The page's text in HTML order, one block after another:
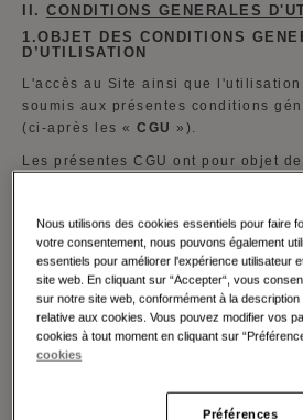
II. CONDITIONS GENERALES
1.OBJET DES CONDITIONS
D’UTILISATION
L'accès au Site ainsi que
soumis aux présentes conditions
(ci-après les « CGU »).
Les présentes CGU ont pour objet
droits et obligations de tout
sur ou visitant le Site (ci-après l’«
Utilisateurs»).
En accédant au Site, l’Utilisateur
ses visites, à respecter les
applicables à l'ensemble des
Site.
présentes CGU dans leur intégralité
Nous utilisons des cookies essentiels pour faire
votre consentement, nous pouvons également
essentiels pour améliorer l'expérience utilisateur
site web. En cliquant sur “Accepter“, vous
sur notre site web, conformément à la
relative aux cookies. Vous pouvez modifier vos
cookies à tout moment en cliquant sur
cookies
Préférences